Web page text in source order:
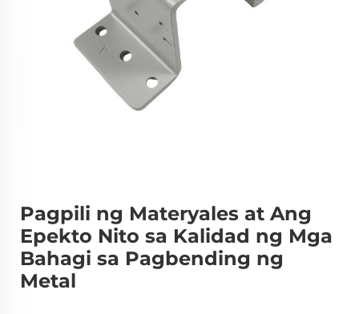
Pagpili ng Materyales at Ang
Epekto Nito sa Kalidad ng Mga
Bahagi sa Pagbending ng
Metal